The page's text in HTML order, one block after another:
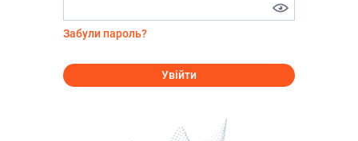
Забули пароль?
Увійти